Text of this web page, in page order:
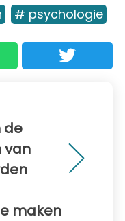
# psychologie
de
van
maken